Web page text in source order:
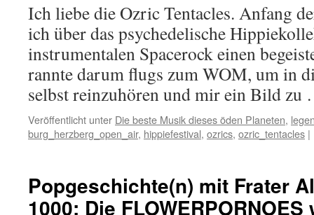
Ich liebe die Ozric Tentacles. Anfang
ich über das psychedelische
instrumentalen Spacerock einen
rannte darum flugs zum WOM, um in
selbst reinzuhören und mir ein Bild
Veröffentlicht unter Die beste Musik dieses öden Planeten,
burg_herzberg_open_air, hippiefestival, ozrics, ozric_tentacles |
Popgeschichte(n) mit Frater
1000: Die